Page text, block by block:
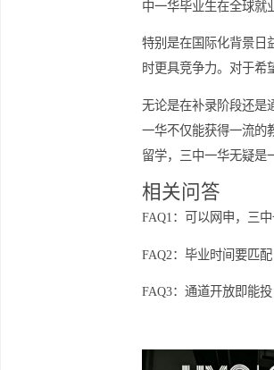
对于留学生而言，
中一华毕业生在全
特别是在国际化背
时更具竞争力。
无论是在补录阶段
一华不仅能获得一